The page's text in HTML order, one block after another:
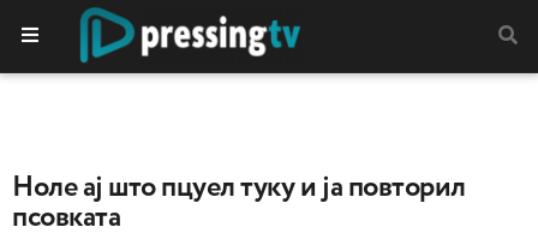
Ноле ај што пцуел туку и ја повторил
псовката